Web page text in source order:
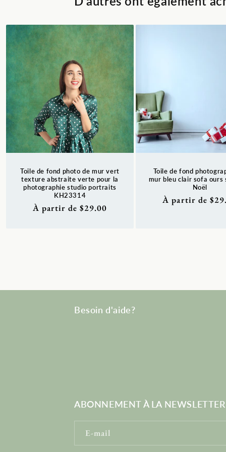
Toile de fond photo de mur vert
texture abstraite verte pour la
photographie studio portraits
KH23314
Prix
À partir de $29.00
Toile de fond
mur bleu clair sofa ours
Noël
Prix
À partir de
Besoin d'aide?
ABONNEMENT À LA NEWSLETTER
E-mail